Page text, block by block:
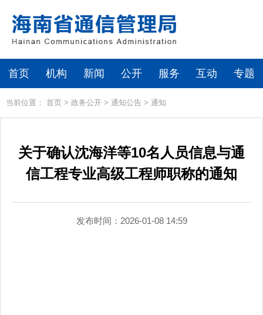
首页 机构 新闻 公开 服务 互动 专题
当前位置： 首页 > 政务公开 > 通知公告 > 通知
关于确认沈海洋等10名人员信息与通
信工程专业高级工程师职称的通知
发布时间：2026-01-08 14:59